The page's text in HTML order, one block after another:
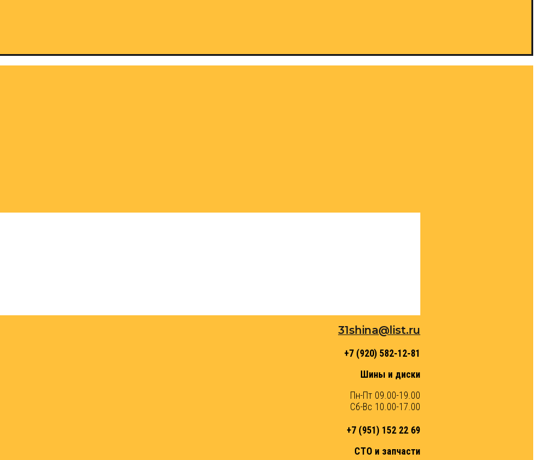
31shina@list.ru
+7 (920) 582-12-81
Шины и диски
Пн-Пт 09.00-19.00
Сб-Вс 10.00-17.00
+7 (951) 152 22 69
СТО и запчасти